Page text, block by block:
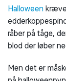
Halloween
råber på tåge,
blod der løber
Men det er